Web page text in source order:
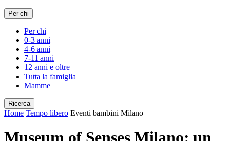
Per chi
Per chi
0-3 anni
4-6 anni
7-11 anni
12 anni e oltre
Tutta la famiglia
Mamme
Ricerca
Home Tempo libero Eventi bambini Milano